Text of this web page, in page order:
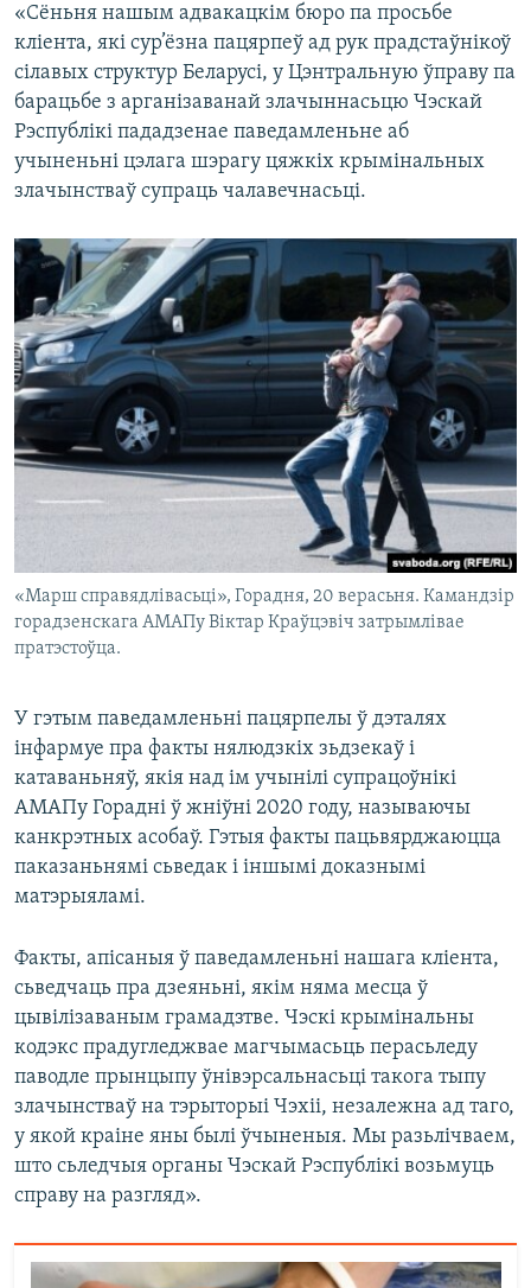
«Сёньня нашым адвакацкім бюро па просьбе
кліента, які сур’ёзна пацярпеў ад рук прадстаўнікоў
сілавых структур Беларусі, у Цэнтральную ўправу па
барацьбе з арганізаванай злачыннасьцю Чэскай
Рэспублікі пададзенае паведамленьне аб
учыненьні цэлага шэрагу цяжкіх крымінальных
злачынстваў супраць чалавечнасьці.
«Марш справядлівасьці», Горадня, 20 верасьня. Камандзір
горадзенскага АМАПу Віктар Краўцэвіч затрымлівае
пратэстоўца.
У гэтым паведамленьні пацярпелы ў дэталях
інфармуе пра факты нялюдзкіх зьдзекаў і
катаваньняў, якія над ім учынілі супрацоўнікі
АМАПу Горадні ў жніўні 2020 году, называючы
канкрэтных асобаў. Гэтыя факты пацьвярджаюцца
паказаньнямі сьведак і іншымі доказнымі
матэрыяламі.
Факты, апісаныя ў паведамленьні нашага кліента,
сьведчаць пра дзеяньні, якім няма месца ў
цывілізаваным грамадзтве. Чэскі крымінальны
кодэкс прадугледжвае магчымасьць перасьледу
паводле прынцыпу ўнівэрсальнасьці такога тыпу
злачынстваў на тэрыторыі Чэхіі, незалежна ад таго,
у якой краіне яны былі ўчыненыя. Мы разьлічваем,
што сьледчыя органы Чэскай Рэспублікі возьмуць
справу на разгляд».